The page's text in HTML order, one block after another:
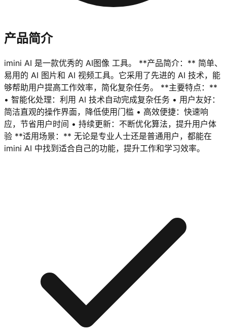
产品简介
imini AI 是一款优秀的 AI图像 工具。 **产品简介：** 简单、
易用的 AI 图片和 AI 视频工具。它采用了先进的 AI 技术，能
够帮助用户提高工作效率，简化复杂任务。 **主要特点：**
• 智能化处理：利用 AI 技术自动完成复杂任务 • 用户友好：
简洁直观的操作界面，降低使用门槛 • 高效便捷：快速响
应，节省用户时间 • 持续更新：不断优化算法，提升用户体
验 **适用场景：** 无论是专业人士还是普通用户，都能在
imini AI 中找到适合自己的功能，提升工作和学习效率。